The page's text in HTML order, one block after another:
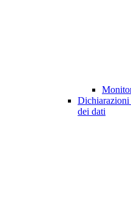
Dichiarazioni
dei dati